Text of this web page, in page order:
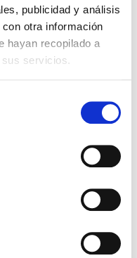
publicidad y análisis
otra información
hayan recopilado a
servicios.
parroquial,
efectuada
exigencias de